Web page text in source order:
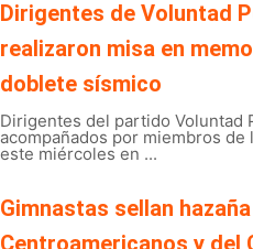
Dirigentes de Voluntad
realizaron misa en
doblete sísmico
Dirigentes del partido Voluntad
acompañados por miembros
este miércoles en ...
Gimnastas sellan
Centroamericanos y del